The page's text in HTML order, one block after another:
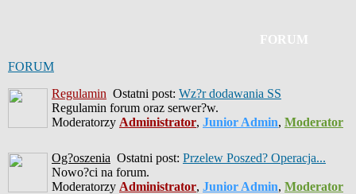
FORUM
FORUM
Regulamin Ostatni post: Wz?r dodawania SS
Regulamin forum oraz serwer?w.
Moderatorzy Administrator, Junior Admin, Moderator
Og?oszenia Ostatni post: Przelew Poszed? Operacja...
Nowo?ci na forum.
Moderatorzy Administrator, Junior Admin, Moderator